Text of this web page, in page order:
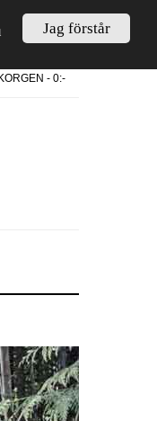
Jag förstår
- 0:-